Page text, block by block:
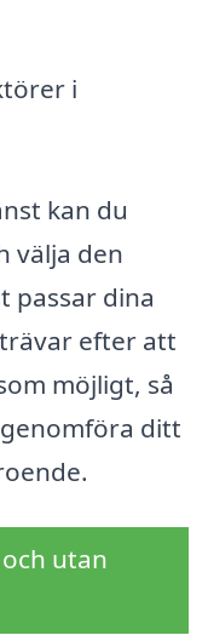
i
kan du
välja den
passar dina
efter att
möjligt, så
ditt
utan